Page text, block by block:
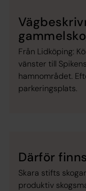
Från Lidköping:
vänster till
hamnområdet.
parkeringsplats.
Därför
Skara stifts
produktiv